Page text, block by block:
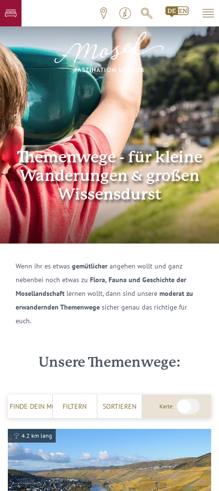
Themenwege - für kleine
Wanderungen & großen
Wissensdurst
Wenn ihr es etwas gemütlicher angehen wollt und ganz
nebenbei noch etwas zu Flora, Fauna und Geschichte der
Mosellandschaft lernen wollt, dann sind unsere moderat zu
erwandernden Themenwege sicher genau das richtige für
euch.
Unsere Themenwege:
FINDE DEIN MOSELERLEBNIS!
FILTERN SORTIEREN Karte
4.2 km lang